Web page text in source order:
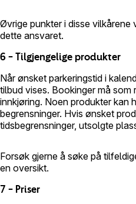
Øvrige punkter i disse vilkårene
dette ansvaret.
6 – Tilgjengelige produkter
Når ønsket parkeringstid i
tilbud vises. Bookinger må
innkjøring. Noen produkter kan
begrensninger. Hvis ønsket
tidsbegrensninger, utsolgte
Forsøk gjerne å søke på
en oversikt.
7 – Priser